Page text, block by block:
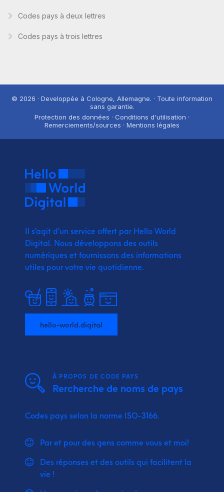
Codes pays à deux lettres
Codes pays à trois lettres
© 2026 · Developpée à Cologne, Allemagne. · Toute information
sans garantie.
Protection des données · Conditions d'utilisation ·
Remerciements/sources · Mentions légales
Il s'agit d'un service offert par Hello World
Digital. Nous développons des outils
numériques et fournissons des informations
utiles pour votre vie quotidienne.
hello-world.digital
À PROPOS DE CODE PAYS
Rercherche de noms de pays
Codes pays selon la norme ISO-3166.
Par et pour des gens comme vous et moi!
Des réponses et des outils qui facilitent la
vie !